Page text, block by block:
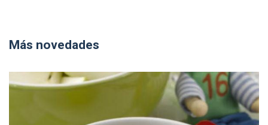
Más novedades